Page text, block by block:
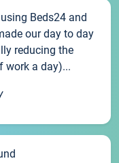
Beds24 and
our day to day
reducing the
work a day)...